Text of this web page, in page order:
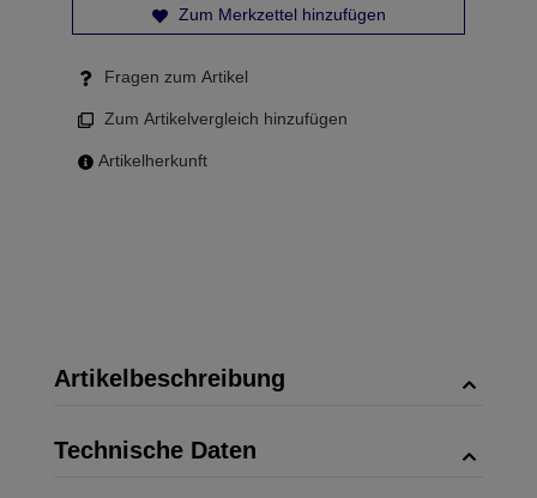
Zum Merkzettel hinzufügen
Fragen zum Artikel
Zum Artikelvergleich hinzufügen
Artikelherkunft
Artikelbeschreibung
Technische Daten